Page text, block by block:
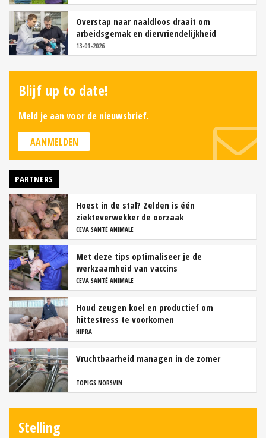
Overstap naar naaldloos draait om
arbeidsgemak en diervriendelijkheid
13-01-2026
Blijf up to date!
Meld je aan voor de nieuwsbrief.
AANMELDEN
PARTNERS
Hoest in de stal? Zelden is één
ziekteverwekker de oorzaak
CEVA SANTÉ ANIMALE
Met deze tips optimaliseer je de
werkzaamheid van vaccins
CEVA SANTÉ ANIMALE
Houd zeugen koel en productief om
hittestress te voorkomen
HIPRA
Vruchtbaarheid managen in de zomer
TOPIGS NORSVIN
Stelling